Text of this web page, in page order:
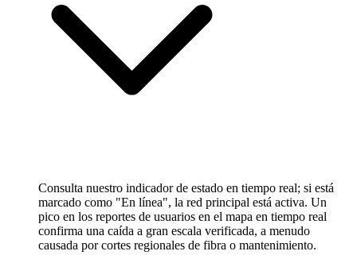
Consulta nuestro indicador de estado en tiempo real; si está
marcado como "En línea", la red principal está activa. Un
pico en los reportes de usuarios en el mapa en tiempo real
confirma una caída a gran escala verificada, a menudo
causada por cortes regionales de fibra o mantenimiento.